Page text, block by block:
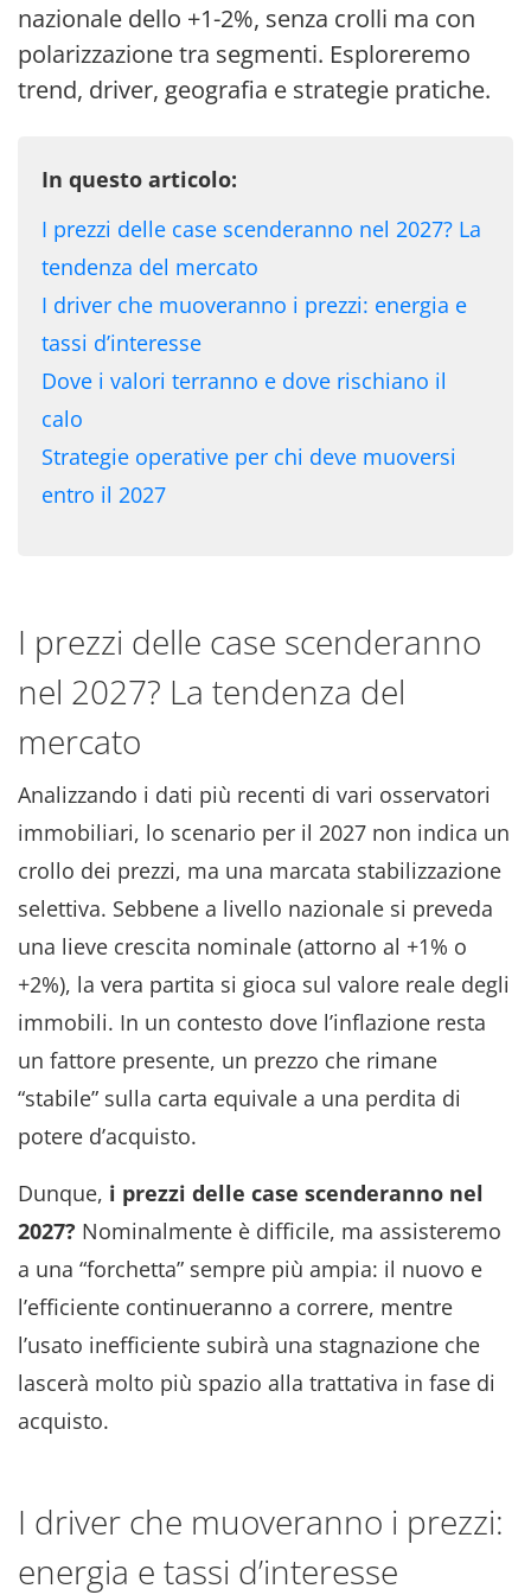
nazionale dello +1-2%, senza crolli ma con
polarizzazione tra segmenti. Esploreremo
trend, driver, geografia e strategie pratiche.
In questo articolo:
I prezzi delle case scenderanno nel 2027? La
tendenza del mercato
I driver che muoveranno i prezzi: energia e
tassi d’interesse
Dove i valori terranno e dove rischiano il
calo
Strategie operative per chi deve muoversi
entro il 2027
I prezzi delle case scenderanno
nel 2027? La tendenza del
mercato
Analizzando i dati più recenti di vari osservatori
immobiliari, lo scenario per il 2027 non indica un
crollo dei prezzi, ma una marcata stabilizzazione
selettiva. Sebbene a livello nazionale si preveda
una lieve crescita nominale (attorno al +1% o
+2%), la vera partita si gioca sul valore reale degli
immobili. In un contesto dove l’inflazione resta
un fattore presente, un prezzo che rimane
“stabile” sulla carta equivale a una perdita di
potere d’acquisto.
Dunque, i prezzi delle case scenderanno nel
2027? Nominalmente è difficile, ma assisteremo
a una “forchetta” sempre più ampia: il nuovo e
l’efficiente continueranno a correre, mentre
l’usato inefficiente subirà una stagnazione che
lascerà molto più spazio alla trattativa in fase di
acquisto.
I driver che muoveranno i prezzi:
energia e tassi d’interesse